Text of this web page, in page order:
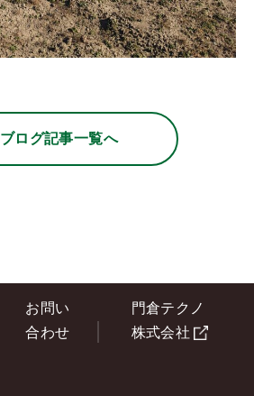
ブログ記事一覧へ
お問い
合わせ
門倉テクノ
株式会社